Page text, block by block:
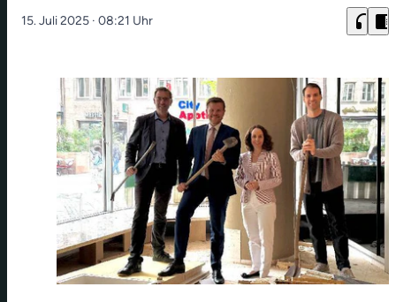
15. Juli 2025 · 08:21 Uhr headphones chrome_reader_mode